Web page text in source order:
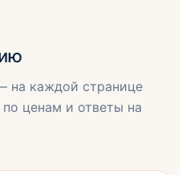
на каждой странице
ценам и ответы на